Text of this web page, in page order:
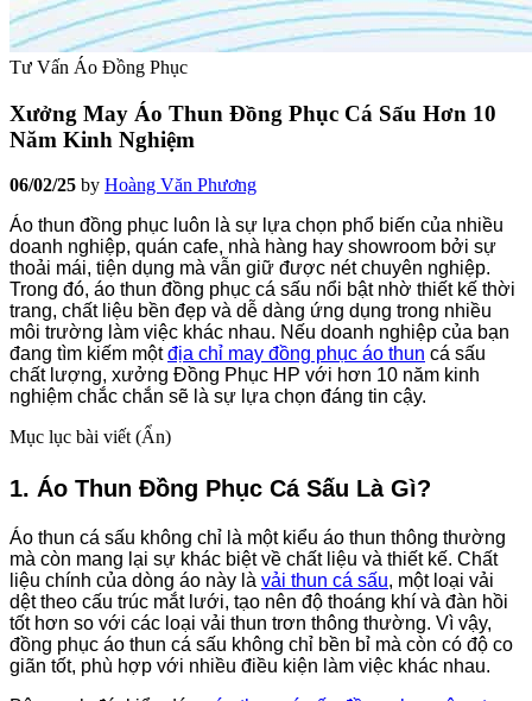
Tư Vấn Áo Đồng Phục
Xưởng May Áo Thun Đồng Phục Cá Sấu Hơn 10
Năm Kinh Nghiệm
06/02/25 by Hoàng Văn Phương
Áo thun đồng phục luôn là sự lựa chọn phổ biến của nhiều
doanh nghiệp, quán cafe, nhà hàng hay showroom bởi sự
thoải mái, tiện dụng mà vẫn giữ được nét chuyên nghiệp.
Trong đó, áo thun đồng phục cá sấu nổi bật nhờ thiết kế thời
trang, chất liệu bền đẹp và dễ dàng ứng dụng trong nhiều
môi trường làm việc khác nhau. Nếu doanh nghiệp của bạn
đang tìm kiếm mộtđịa chỉ may đồng phục áo thun cá sấu
chất lượng, xưởng Đồng Phục HP với hơn 10 năm kinh
nghiệm chắc chắn sẽ là sự lựa chọn đáng tin cậy.
Mục lục bài viết (Ẩn)
1. Áo Thun Đồng Phục Cá Sấu Là Gì?
Áo thun cá sấu không chỉ là một kiểu áo thun thông thường
mà còn mang lại sự khác biệt về chất liệu và thiết kế. Chất
liệu chính của dòng áo này là vải thun cá sấu, một loại vải
dệt theo cấu trúc mắt lưới, tạo nên độ thoáng khí và đàn hồi
tốt hơn so với các loại vải thun trơn thông thường. Vì vậy,
đồng phục áo thun cá sấu không chỉ bền bỉ mà còn có độ co
giãn tốt, phù hợp với nhiều điều kiện làm việc khác nhau.